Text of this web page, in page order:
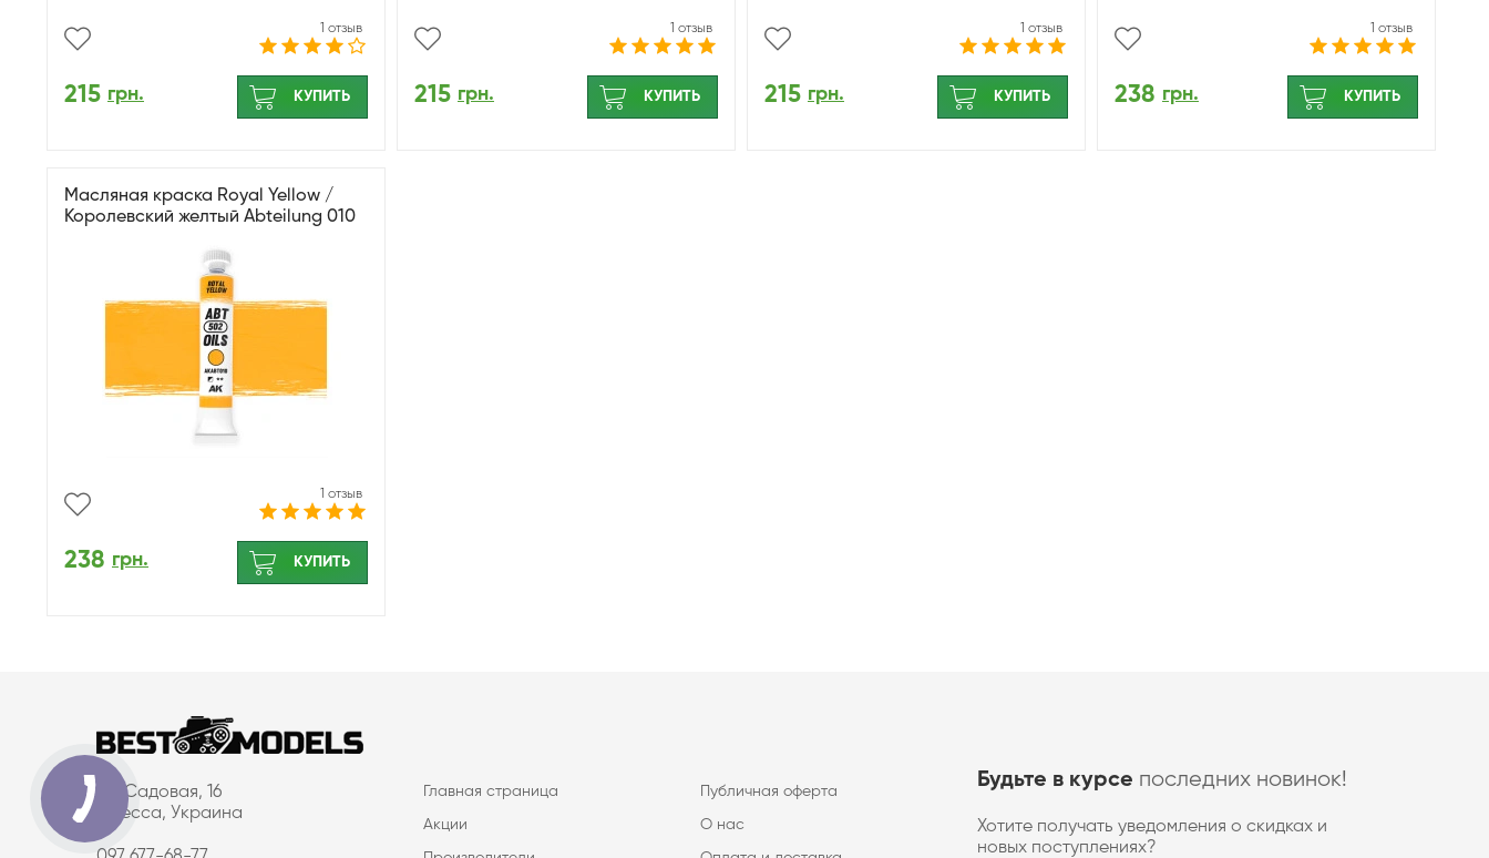
1 отзыв
215 грн. КУПИТЬ
1 отзыв
215 грн. КУПИТЬ
1 отзыв
215 грн. КУПИТЬ
1 отзыв
238 грн. КУПИТЬ
Масляная краска Royal Yellow /
Королевский желтый Abteilung 010
1 отзыв
238 грн. КУПИТЬ
ул. Садовая, 16
Одесса, Украина
Главная страница Публичная оферта
Акции О нас
Будьте в курсе последних новинок!
Хотите получать уведомления о скидках и
новых поступлениях?